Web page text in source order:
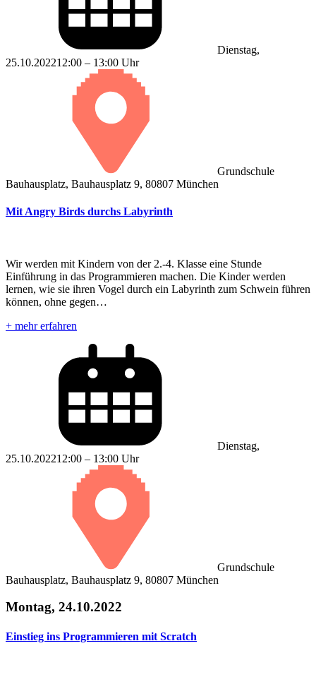
Dienstag,
25.10.202212:00 – 13:00 Uhr
Grundschule
Bauhausplatz, Bauhausplatz 9, 80807 München
Mit Angry Birds durchs Labyrinth
Wir werden mit Kindern von der 2.-4. Klasse eine Stunde
Einführung in das Programmieren machen. Die Kinder werden
lernen, wie sie ihren Vogel durch ein Labyrinth zum Schwein führen
können, ohne gegen…
+ mehr erfahren
Dienstag,
25.10.202212:00 – 13:00 Uhr
Grundschule
Bauhausplatz, Bauhausplatz 9, 80807 München
Montag, 24.10.2022
Einstieg ins Programmieren mit Scratch